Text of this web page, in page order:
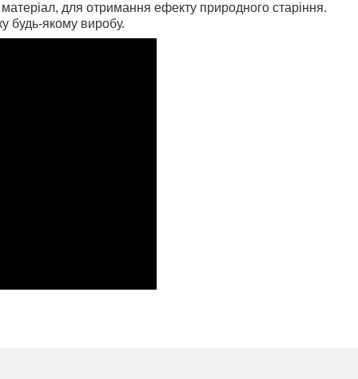
для отримання ефекту природного старіння.
будь-якому виробу.